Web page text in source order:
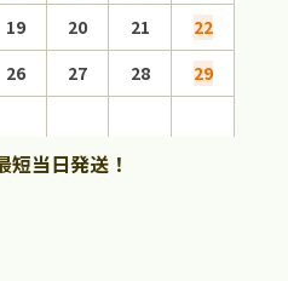
19 20 21
22
26 27 28
29
当日発送！